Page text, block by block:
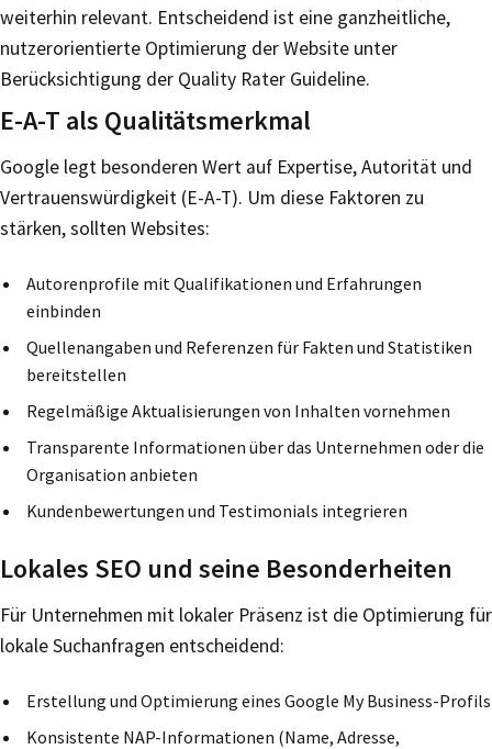
weiterhin relevant. Entscheidend ist eine ganzheitliche,
nutzerorientierte Optimierung der Website unter
Berücksichtigung der Quality Rater Guideline.
E-A-T als Qualitätsmerkmal
Google legt besonderen Wert auf Expertise, Autorität und
Vertrauenswürdigkeit (E-A-T). Um diese Faktoren zu
stärken, sollten Websites:
Autorenprofile mit Qualifikationen und Erfahrungen
einbinden
Quellenangaben und Referenzen für Fakten und Statistiken
bereitstellen
Regelmäßige Aktualisierungen von Inhalten vornehmen
Transparente Informationen über das Unternehmen oder die
Organisation anbieten
Kundenbewertungen und Testimonials integrieren
Lokales SEO und seine Besonderheiten
Für Unternehmen mit lokaler Präsenz ist die Optimierung für
lokale Suchanfragen entscheidend:
Erstellung und Optimierung eines Google My Business-Profils
Konsistente NAP-Informationen (Name, Adresse,